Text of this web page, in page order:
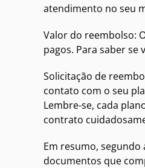
atendimento no seu
Valor do reembolso:
pagos. Para saber
Solicitação de
contato com o seu
Lembre-se, cada
contrato
Em resumo,
documentos que